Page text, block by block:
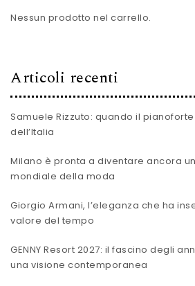
Nessun prodotto nel carrello.
Articoli recenti
Samuele Rizzuto: quando il
dell’Italia
Milano è pronta a diventare ancora
mondiale della moda
Giorgio Armani, l’eleganza che ha
valore del tempo
GENNY Resort 2027: il fascino degli
una visione contemporanea